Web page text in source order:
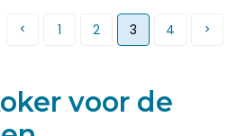
1 2 3 4
voor de